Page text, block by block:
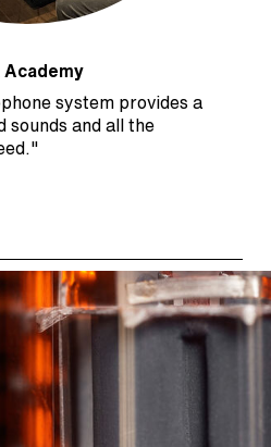
system provides a
and all the